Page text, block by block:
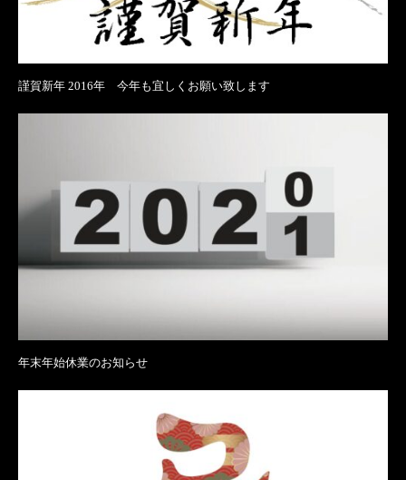
謹賀新年 2016年 今年も宜しくお願い致します
年末年始休業のお知らせ